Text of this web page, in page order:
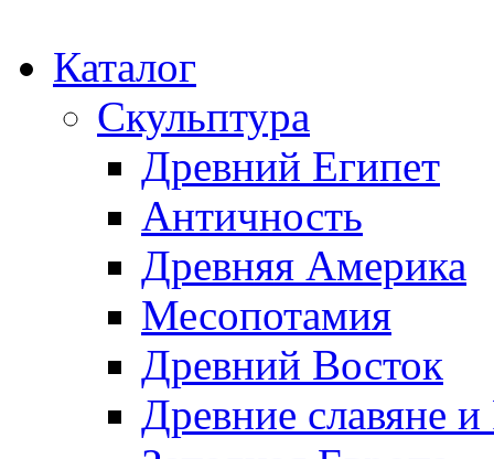
Каталог
Скульптура
Древний Египет
Античность
Древняя Америка
Месопотамия
Древний Восток
Древние славяне и